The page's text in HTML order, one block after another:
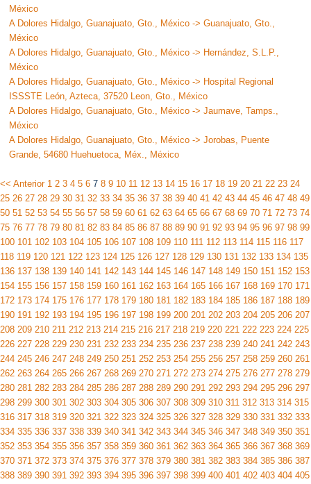
México
A Dolores Hidalgo, Guanajuato, Gto., México -> Guanajuato, Gto.,
México
A Dolores Hidalgo, Guanajuato, Gto., México -> Hernández, S.L.P.,
México
A Dolores Hidalgo, Guanajuato, Gto., México -> Hospital Regional
ISSSTE León, Azteca, 37520 Leon, Gto., México
A Dolores Hidalgo, Guanajuato, Gto., México -> Jaumave, Tamps.,
México
A Dolores Hidalgo, Guanajuato, Gto., México -> Jorobas, Puente
Grande, 54680 Huehuetoca, Méx., México
<< Anterior 1 2 3 4 5 6 7 8 9 10 11 12 13 14 15 16 17 18 19 20 21 22 23 24
25 26 27 28 29 30 31 32 33 34 35 36 37 38 39 40 41 42 43 44 45 46 47 48 49
50 51 52 53 54 55 56 57 58 59 60 61 62 63 64 65 66 67 68 69 70 71 72 73 74
75 76 77 78 79 80 81 82 83 84 85 86 87 88 89 90 91 92 93 94 95 96 97 98 99
100 101 102 103 104 105 106 107 108 109 110 111 112 113 114 115 116 117
118 119 120 121 122 123 124 125 126 127 128 129 130 131 132 133 134 135
136 137 138 139 140 141 142 143 144 145 146 147 148 149 150 151 152 153
154 155 156 157 158 159 160 161 162 163 164 165 166 167 168 169 170 171
172 173 174 175 176 177 178 179 180 181 182 183 184 185 186 187 188 189
190 191 192 193 194 195 196 197 198 199 200 201 202 203 204 205 206 207
208 209 210 211 212 213 214 215 216 217 218 219 220 221 222 223 224 225
226 227 228 229 230 231 232 233 234 235 236 237 238 239 240 241 242 243
244 245 246 247 248 249 250 251 252 253 254 255 256 257 258 259 260 261
262 263 264 265 266 267 268 269 270 271 272 273 274 275 276 277 278 279
280 281 282 283 284 285 286 287 288 289 290 291 292 293 294 295 296 297
298 299 300 301 302 303 304 305 306 307 308 309 310 311 312 313 314 315
316 317 318 319 320 321 322 323 324 325 326 327 328 329 330 331 332 333
334 335 336 337 338 339 340 341 342 343 344 345 346 347 348 349 350 351
352 353 354 355 356 357 358 359 360 361 362 363 364 365 366 367 368 369
370 371 372 373 374 375 376 377 378 379 380 381 382 383 384 385 386 387
388 389 390 391 392 393 394 395 396 397 398 399 400 401 402 403 404 405